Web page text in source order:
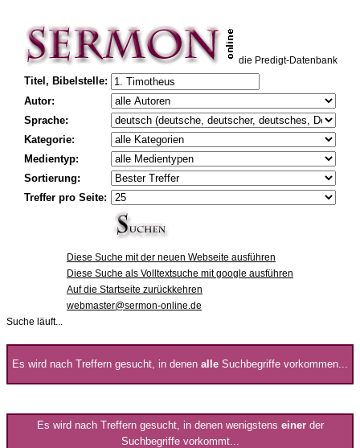
die Predigt-Datenbank
Titel, Bibelstelle:
Autor:
Sprache:
Kategorie:
Medientyp:
Sortierung:
Treffer pro Seite:
Diese Suche mit der neuen Webseite ausführen
Diese Suche als Volltextsuche mit google ausführen
Auf die Startseite zurückkehren
webmaster@sermon-online.de
Suche läuft...
Es wird nach Treffern gesucht, in denen alle Suchbegriffe vorkommen...
Es wird nach Treffern gesucht, in denen wenigstens einerder
Suchbegriffe vorkommt...